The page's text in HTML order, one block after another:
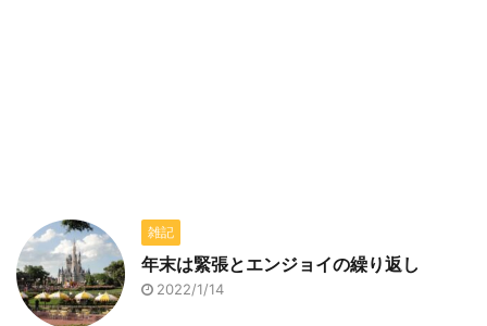
雑記
年末は緊張とエンジョイの繰り返し
2022/1/14